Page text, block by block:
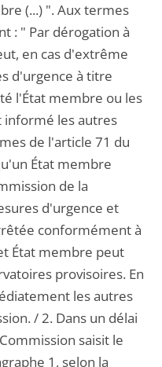
(...) ". Aux termes
: " Par dérogation à
en cas d'extrême
d'urgence à titre
l'État membre ou les
informé les autres
de l'article 71 du
État membre
de la
d'urgence et
conformément à
État membre peut
provisoires. En
les autres
/ 2. Dans un délai
saisit le
1, selon la